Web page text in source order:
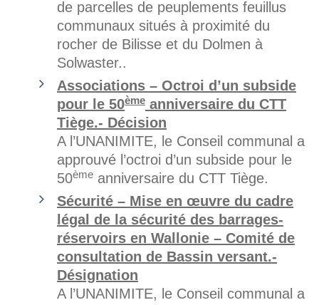
de parcelles de peuplements feuillus
communaux situés à proximité du
rocher de Bilisse et du Dolmen à
Solwaster..
Associations – Octroi d’un subside
pour le 50ème anniversaire du CTT
Tiège.- Décision
A l’UNANIMITE, le Conseil communal a
approuvé l’octroi d’un subside pour le
50ème anniversaire du CTT Tiège.
Sécurité – Mise en œuvre du cadre
légal de la sécurité des barrages-
réservoirs en Wallonie – Comité de
consultation de Bassin versant.-
Désignation
A l’UNANIMITE, le Conseil communal a